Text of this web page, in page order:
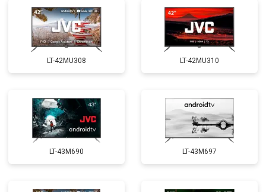
LT-42MU308 LT-42MU310
LT-43M690 LT-43M697